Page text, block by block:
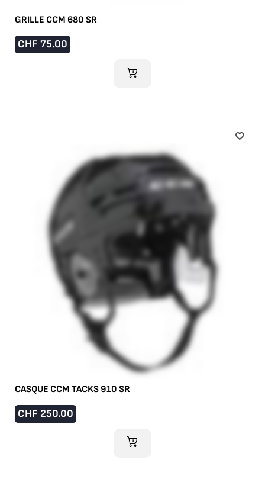
GRILLE CCM 680 SR
CHF 75.00
AJOUTER AU PANIER
CASQUE CCM TACKS 910 SR
CHF 250.00
AJOUTER AU PANIER